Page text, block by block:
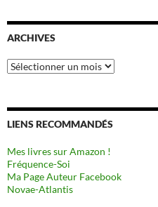
ARCHIVES
Archives
LIENS RECOMMANDÉS
Mes livres sur Amazon !
Fréquence-Soi
Ma Page Auteur Facebook
Novae-Atlantis